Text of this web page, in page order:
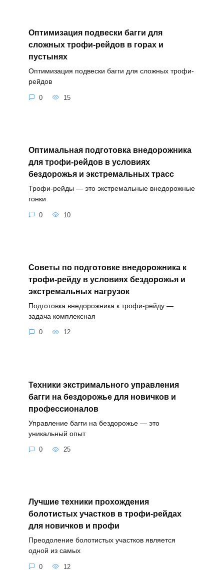
Оптимизация подвески багги для
сложных трофи-рейдов в горах и
пустынях
Оптимизация подвески багги для сложных трофи-
рейдов
0 15
Оптимальная подготовка внедорожника
для трофи-рейдов в условиях
бездорожья и экстремальных трасс
Трофи-рейды — это экстремальные внедорожные
гонки
0 10
Советы по подготовке внедорожника к
трофи-рейду в условиях бездорожья и
экстремальных нагрузок
Подготовка внедорожника к трофи-рейду —
задача комплексная
0 12
Техники экстримального управления
багги на бездорожье для новичков и
профессионалов
Управление багги на бездорожье — это
уникальный опыт
0 25
Лучшие техники прохождения
болотистых участков в трофи-рейдах
для новичков и профи
Преодоление болотистых участков является
одной из самых
0 12